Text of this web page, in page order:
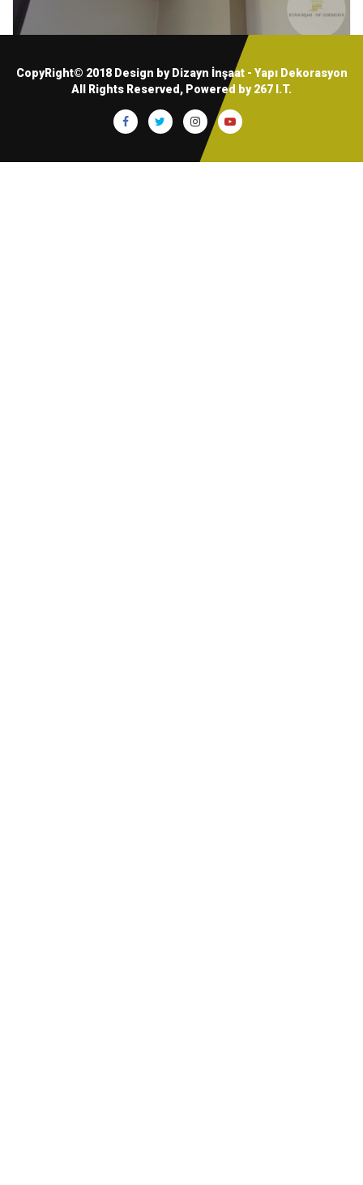
CopyRight© 2018 Design by Dizayn İnşaat - Yapı Dekorasyon
All Rights Reserved, Powered by267 I.T.